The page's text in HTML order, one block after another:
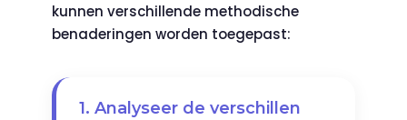
kunnen verschillende methodische
benaderingen worden toegepast:
1. Analyseer de verschillen